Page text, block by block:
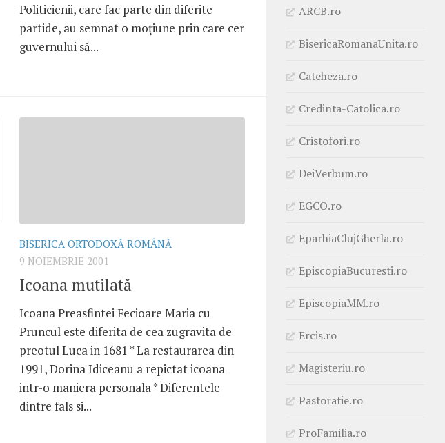
Politicienii, care fac parte din diferite
partide, au semnat o moţiune prin care cer
guvernului să...
BISERICA ORTODOXĂ ROMÂNĂ
9 NOIEMBRIE 2001
Icoana mutilată
Icoana Preasfintei Fecioare Maria cu
Pruncul este diferita de cea zugravita de
preotul Luca in 1681 * La restaurarea din
1991, Dorina Idiceanu a repictat icoana
intr-o maniera personala * Diferentele
dintre fals si...
ARCB.ro
BisericaRomanaUnita.ro
Cateheza.ro
Credinta-Catolica.ro
Cristofori.ro
DeiVerbum.ro
EGCO.ro
EparhiaClujGherla.ro
EpiscopiaBucuresti.ro
EpiscopiaMM.ro
Ercis.ro
Magisteriu.ro
Pastoratie.ro
ProFamilia.ro